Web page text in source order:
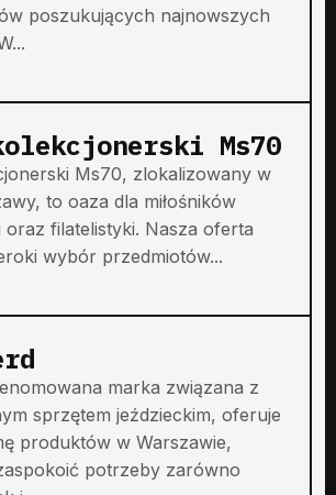
poszukujących najnowszych
Ms70
Ms70, zlokalizowany w
to oaza dla miłośników
oraz filatelistyki. Nasza oferta
wybór przedmiotów...
marka związana z
sprzętem jeździeckim, oferuje
produktów w Warszawie,
potrzeby zarówno